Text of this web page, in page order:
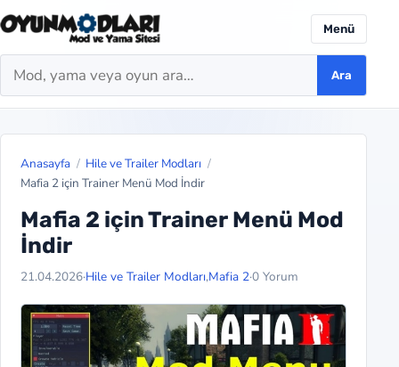
Ara Ara
Menü
Anasayfa
Hile ve Trailer Modları
Mafia 2 için Trainer Menü Mod İndir
Mafia 2 için Trainer Menü Mod
İndir
21.04.2026·Hile ve Trailer Modları,Mafia 2·0 Yorum